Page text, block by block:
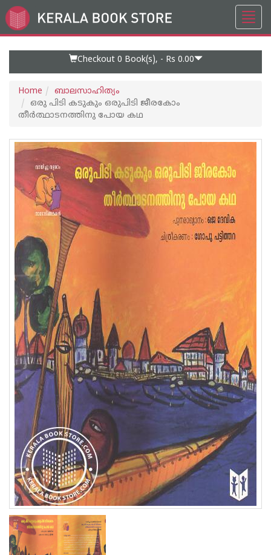
Go
to
Checkout 0 Book(s), - Rs 0.00
Home
ബാലസാഹിത്യം
ഒരു പിടി കടുകും ഒരുപിടി ജീരകോം
തീര്‍ത്ഥാടനത്തിനു പോയ കഥ